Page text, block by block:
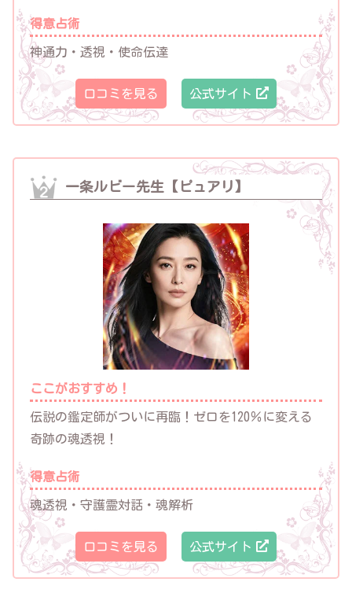
得意占術
神通力・透視・使命伝達
口コミを見る 公式サイト
一条ルビー先生【ピュアリ】
ここがおすすめ！
伝説の鑑定師がついに再臨！ゼロを120％に変える
奇跡の魂透視！
得意占術
魂透視・守護霊対話・魂解析
口コミを見る 公式サイト